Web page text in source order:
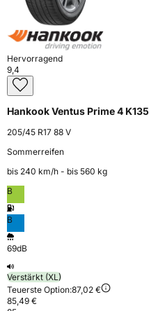
Hervorragend
9,4
Hankook Ventus Prime 4 K135
205/45 R17 88 V
Sommerreifen
bis 240 km⁠/⁠h - bis 560 kg
B
B
69dB
Verstärkt (XL)
Teuerste Option:87,02 €
85,49 €